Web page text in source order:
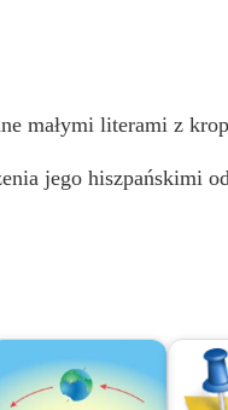
małymi literami z
jego hiszpańskimi